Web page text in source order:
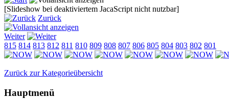
[Slideshow bei deaktiviertem JacaScript nicht nutzbar]
Zurück
Weiter
815 814 813 812 811 810 809 808 807 806 805 804 803 802 801
Zurück zur Kategorieübersicht
Hauptmenü